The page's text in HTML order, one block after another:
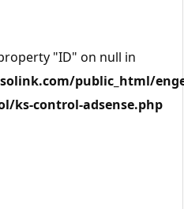
"ID" on null in
public_html/
ks-control-adsense.php